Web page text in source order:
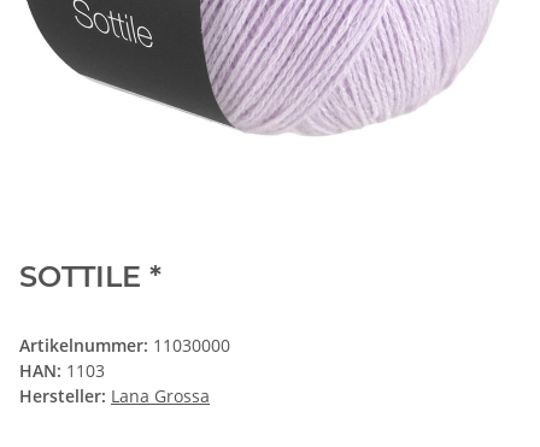
SOTTILE *
Artikelnummer: 11030000
HAN: 1103
Hersteller: Lana Grossa